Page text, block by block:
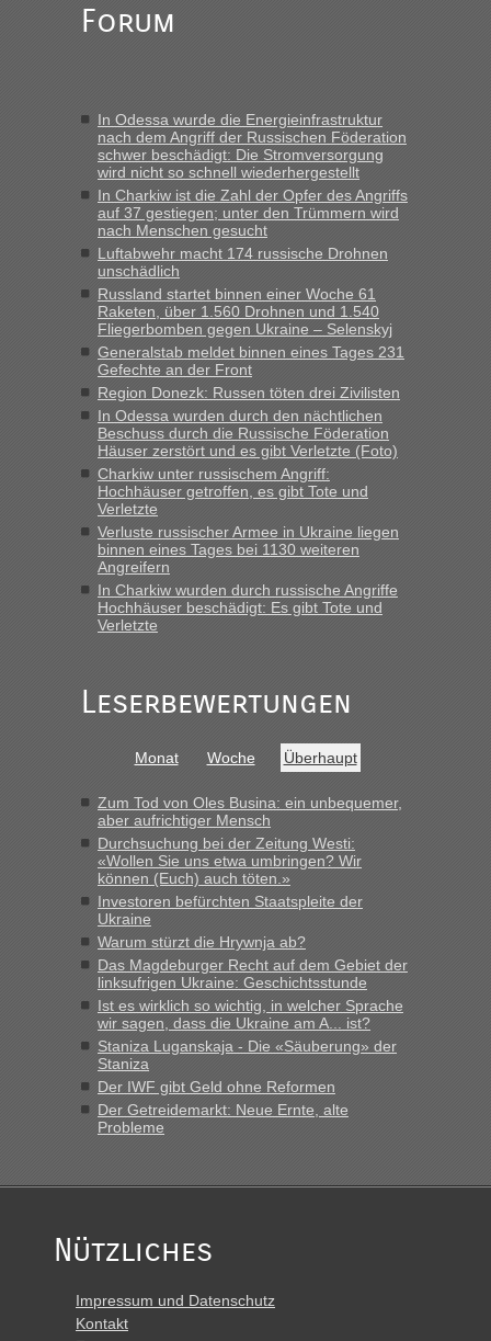
Alleinreisende Männer stehen schließlich immer unter
Milliarden aufgedeckt
„Kein Zoll. Du musst an sich nur sagen dass das privat ist
und du nicht damit handeln willst. So lange das nicht
Originalverpackt ist und ersichlich das nicht neu sollte es
keine Probleme geben“
Recht, Visa und Dokumente • Deklaration
gebrauchter Kleidung beim Zoll
„Hallo Leute, ich weiß nicht, ob ich hier richtig bin mit meiner
Anfrage. Ich möchte 4 Umzugskartons mit gebrauchter
Straßen Kleidung bei der Einreise in die Ukraine
mitnehmen. Es ist gebrauchte Kleidung...“
Berichte und Reisetipps • Re: An welchem
Grenzübergang zwischen Polen und der Ukraine geht es am
schnellsten?
„Wir sind mit unserem Wohnmobil, wie geplant am Montag
15.6. in Krakovets rüber. Sehr zeitig los gegen 5 Uhr in der
Früh. Mit sehr sehr wenig Verkehr, super bis zur Grenze. Nur
8 PKW vor der Schranke....“
inBerichte und Reisetipps • Re: An welchem
Grenzübergang zwischen Polen und der Ukraine geht es am
in Krakowez mit dem Kleinbus. Abfertigung ging dann
schnell da auch Passagiere mit EU-Pass dabei waren“
Berichte und Reisetipps • Re: An welchem
Grenzübergang zwischen Polen und der Ukraine geht es am
schnellsten?
„Bin am Montag 15.6.26 um 8 Uhr in Urgyniw ausgereist,
das erste Mal an einem Montagmorgen ca. 15 Fahrzeuge
vor mir, bin sonst der Erste oder Zweite, egal, nach ca 20
Minuten wurde dann die nächste Welle...“
Berichte und Reisetipps • Re: An welchem
Grenzübergang zwischen Polen und der Ukraine geht es am
schnellsten?
„Derzeit, ist es überall sehr voll an den Grenzen Ukraine/
Polen. Zb. Krakovets 100 PKW ca. 10 h Wartezeit. Wollen
Montag rüber, versuchen es sehr früh.“
Forum
In Odessa wurde die Energieinfrastruktur
nach dem Angriff der Russischen Föderation
schwer beschädigt: Die Stromversorgung
wird nicht so schnell wiederhergestellt
In Charkiw ist die Zahl der Opfer des Angriffs
auf 37 gestiegen; unter den Trümmern wird
nach Menschen gesucht
Luftabwehr macht 174 russische Drohnen
unschädlich
Russland startet binnen einer Woche 61
Raketen, über 1.560 Drohnen und 1.540
Fliegerbomben gegen Ukraine – Selenskyj
Generalstab meldet binnen eines Tages 231
Gefechte an der Front
Region Donezk: Russen töten drei Zivilisten
In Odessa wurden durch den nächtlichen
Beschuss durch die Russische Föderation
Häuser zerstört und es gibt Verletzte (Foto)
Charkiw unter russischem Angriff:
Hochhäuser getroffen, es gibt Tote und
Verletzte
Verluste russischer Armee in Ukraine liegen
binnen eines Tages bei 1130 weiteren
Angreifern
In Charkiw wurden durch russische Angriffe
Hochhäuser beschädigt: Es gibt Tote und
Verletzte
Leserbewertungen
Monat Woche Überhaupt
Zum Tod von Oles Busina: ein unbequemer,
aber aufrichtiger Mensch
Durchsuchung bei der Zeitung Westi:
«Wollen Sie uns etwa umbringen? Wir
können (Euch) auch töten.»
Investoren befürchten Staatspleite der
Ukraine
Warum stürzt die Hrywnja ab?
Das Magdeburger Recht auf dem Gebiet der
linksufrigen Ukraine: Geschichtsstunde
Ist es wirklich so wichtig, in welcher Sprache
wir sagen, dass die Ukraine am A... ist?
Staniza Luganskaja - Die «Säuberung» der
Staniza
Der IWF gibt Geld ohne Reformen
Der Getreidemarkt: Neue Ernte, alte
Probleme
Nützliches
Impressum und Datenschutz
Kontakt